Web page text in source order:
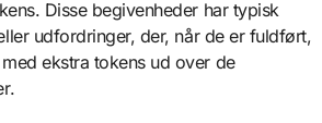
Disse begivenheder har typisk
udfordringer, der, når de er fuldført,
ekstra tokens ud over de